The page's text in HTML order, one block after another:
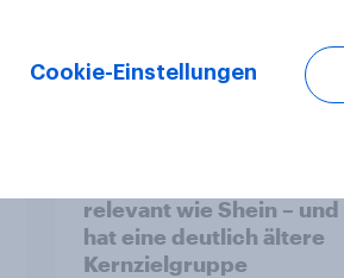
relevant wie Shein – und
hat eine deutlich ältere
Kernzielgruppe
Cookie-Einstellungen